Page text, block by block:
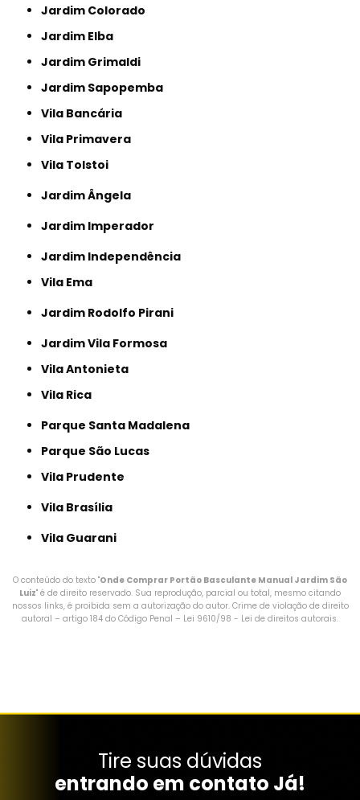
Jardim Colorado
Jardim Elba
Jardim Grimaldi
Jardim Sapopemba
Vila Bancária
Vila Primavera
Vila Tolstoi
Jardim Ângela
Jardim Imperador
Jardim Independência
Vila Ema
Jardim Rodolfo Pirani
Jardim Vila Formosa
Vila Antonieta
Vila Rica
Parque Santa Madalena
Parque São Lucas
Vila Prudente
Vila Brasília
Vila Guarani
O conteúdo do texto "Onde Comprar Portão Basculante Manual Jardim São
Luiz" é de direito reservado. Sua reprodução, parcial ou total, mesmo citando
nossos links, é proibida sem a autorização do autor. Crime de violação de direito
autoral – artigo 184 do Código Penal – Lei 9610/98 - Lei de direitos autorais.
Tire suas dúvidas
entrando em contato Já!